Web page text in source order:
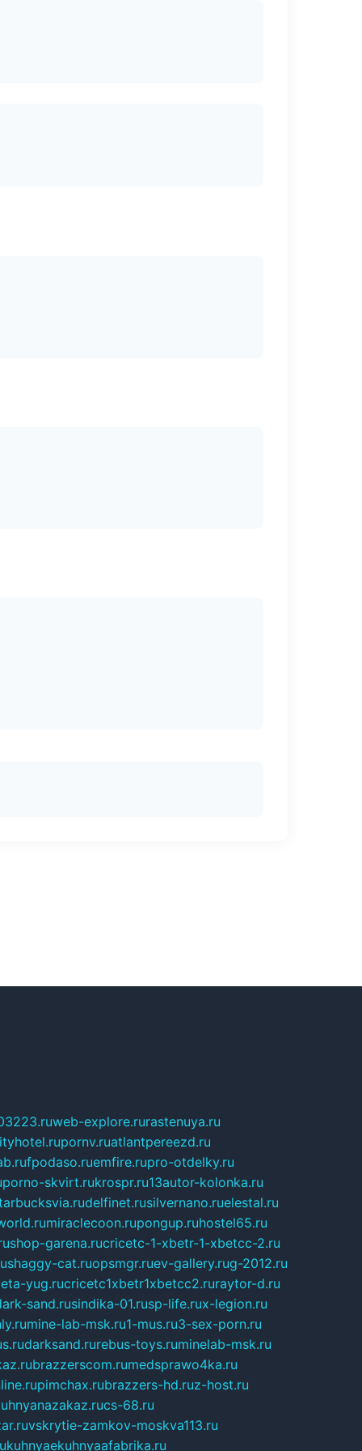
web-explore.rurastenuya.ru
pornv.ruatlantpereezd.ru
fpodaso.ruemfire.rupro-otdelky.ru
porno-skvirt.rukrospr.ru13autor-kolonka.ru
delfinet.rusilvernano.ruelestal.ru
miraclecoon.rupongup.ruhostel65.ru
shop-garena.rucricetc-1-xbetr-1-xbetcc-2.ru
shaggy-cat.ruopsmgr.ruev-gallery.rug-2012.ru
yug.rucricetc1xbetr1xbetcc2.ruraytor-d.ru
sand.rusindika-01.rusp-life.rux-legion.ru
mine-lab-msk.ru1-mus.ru3-sex-porn.ru
darksand.rurebus-toys.ruminelab-msk.ru
brazzerscom.rumedsprawo4ka.ru
pimchax.rubrazzers-hd.ruz-host.ru
cs-68.ru
vskrytie-zamkov-moskva113.ru
kuhnyaekuhnyaafabrika.ru